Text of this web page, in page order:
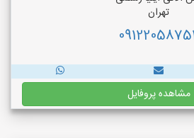
تهران
مشاهده پروفایل